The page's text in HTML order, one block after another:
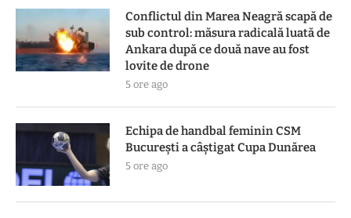
Conflictul din Marea Neagră scapă de
sub control: măsura radicală luată de
Ankara după ce două nave au fost
lovite de drone
5 ore ago
Echipa de handbal feminin CSM
Bucureşti a câştigat Cupa Dunărea
5 ore ago